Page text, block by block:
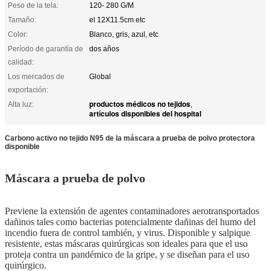
Peso de la tela:
120- 280 G/M
Tamaño:
el 12X11.5cm etc
Color:
Blanco, gris, azul, etc
Período de garantía de
calidad:
dos años
Los mercados de
exportación:
Global
Alta luz: productos médicos no tejidos,
artículos disponibles del hospital
Carbono activo no tejido N95 de la máscara a prueba de polvo protectora
disponible
Máscara a prueba de polvo
Previene la extensión de agentes contaminadores aerotransportados
dañinos tales como bacterias potencialmente dañinas del humo del
incendio fuera de control también, y virus. Disponible y salpique
resistente, estas máscaras quirúrgicas son ideales para que el uso
proteja contra un pandémico de la gripe, y se diseñan para el uso
quirúrgico.